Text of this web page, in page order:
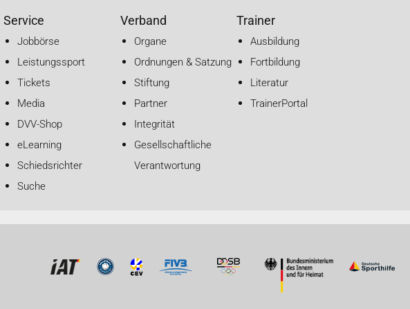
Service
Jobbörse
Leistungssport
Tickets
Media
DVV-Shop
eLearning
Schiedsrichter
Suche
Verband
Organe
Ordnungen & Satzung
Stiftung
Partner
Integrität
Gesellschaftliche
Verantwortung
Trainer
Ausbildung
Fortbildung
Literatur
TrainerPortal